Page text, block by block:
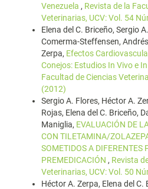
Venezuela , Revista de la
Veterinarias, UCV: Vol. 54
Elena del C. Briceño, Sergio
Comerma-Steffensen,
Zerpa, Efectos
Conejos: Estudios In Vivo e
Facultad de Ciencias
(2012)
Sergio A. Flores, Héctor A.
Rojas, Elena del C. Briceño,
Maniglia, EVALUACIÓN DE
CON TILETAMINA/
SOMETIDOS A DIFERENTES
PREMEDICACIÓN , Revista
Veterinarias, UCV: Vol. 50
Héctor A. Zerpa, Elena del C.